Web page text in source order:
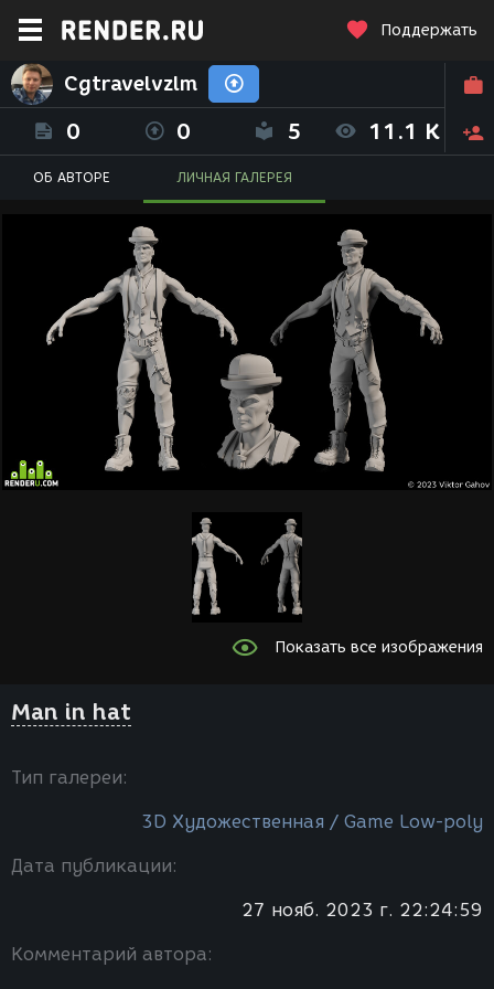
Поддержать
Cgtravelvzlm
0 0 5 11.1 K
ОБ АВТОРЕ ЛИЧНАЯ ГАЛЕРЕЯ
Показать все изображения
Man in hat
Тип галереи:
3D Художественная / Game Low-poly
Дата публикации:
27 нояб. 2023 г. 22:24:59
Комментарий автора: